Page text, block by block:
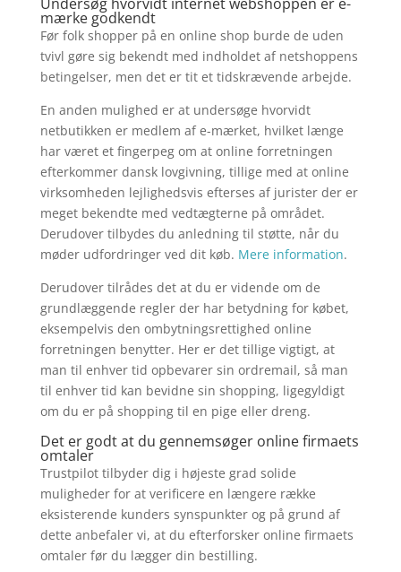
mærke godkendt
Før folk shopper på en online shop burde de uden
tvivl gøre sig bekendt med indholdet af netshoppens
betingelser, men det er tit et tidskrævende arbejde.
En anden mulighed er at undersøge hvorvidt
netbutikken er medlem af e-mærket, hvilket længe
har været et fingerpeg om at online forretningen
efterkommer dansk lovgivning, tillige med at online
virksomheden lejlighedsvis efterses af jurister der er
meget bekendte med vedtægterne på området.
Derudover tilbydes du anledning til støtte, når du
møder udfordringer ved dit køb. Mere information.
Derudover tilrådes det at du er vidende om de
grundlæggende regler der har betydning for købet,
eksempelvis den ombytningsrettighed online
forretningen benytter. Her er det tillige vigtigt, at
man til enhver tid opbevarer sin ordremail, så man
til enhver tid kan bevidne sin shopping, ligegyldigt
om du er på shopping til en pige eller dreng.
Det er godt at du gennemsøger online firmaets
omtaler
Trustpilot tilbyder dig i højeste grad solide
muligheder for at verificere en længere række
eksisterende kunders synspunkter og på grund af
dette anbefaler vi, at du efterforsker online firmaets
omtaler før du lægger din bestilling.